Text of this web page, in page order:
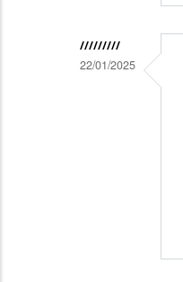
/////////
22/01/2025